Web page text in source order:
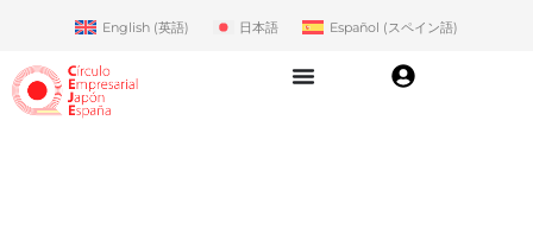
English(英語) 日本語 Español ( スペイン語)